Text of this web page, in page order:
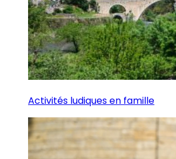
Activités ludiques en famille